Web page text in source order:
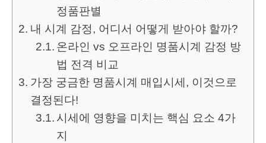
정품판별
내 시계 감정, 어디서 어떻게 받아야 할까?
온라인 vs 오프라인 명품시계 감정 방
법 전격 비교
가장 궁금한 명품시계 매입시세, 이것으로
결정된다!
시세에 영향을 미치는 핵심 요소 4가
지